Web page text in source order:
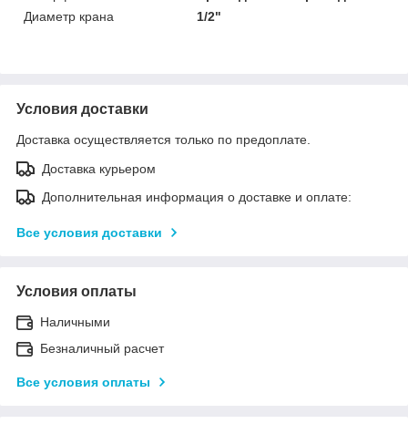
Диаметр крана
1/2"
Условия доставки
Доставка осуществляется только по предоплате.
Доставка курьером
Дополнительная информация о доставке и оплате:
Все условия доставки
Условия оплаты
Наличными
Безналичный расчет
Все условия оплаты